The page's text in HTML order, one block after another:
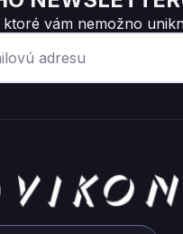
vám nemožno